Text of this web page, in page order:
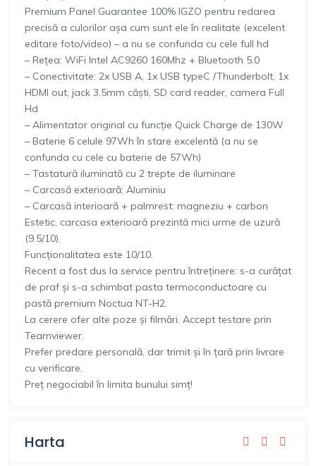
Premium Panel Guarantee 100% IGZO pentru redarea
precisă a culorilor așa cum sunt ele în realitate (excelent
editare foto/video) – a nu se confunda cu cele full hd
– Rețea: WiFi Intel AC9260 160Mhz + Bluetooth 5.0
– Conectivitate: 2x USB A, 1x USB typeC /Thunderbolt, 1x
HDMI out, jack 3.5mm căști, SD card reader, camera Full
Hd
– Alimentator original cu funcție Quick Charge de 130W
– Baterie 6 celule 97Wh în stare excelentă (a nu se
confunda cu cele cu baterie de 57Wh)
– Tastatură iluminată cu 2 trepte de iluminare
– Carcasă exterioară: Aluminiu
– Carcasă interioară + palmrest: magneziu + carbon
Estetic, carcasa exterioară prezintă mici urme de uzură
(9.5/10).
Funcționalitatea este 10/10.
Recent a fost dus la service pentru întreținere: s-a curățat
de praf și s-a schimbat pasta termoconductoare cu
pastă premium Noctua NT-H2.
La cerere ofer alte poze și filmări. Accept testare prin
Teamviewer.
Prefer predare personală, dar trimit și în țară prin livrare
cu verificare.
Preț negociabil în limita bunului simț!
Harta